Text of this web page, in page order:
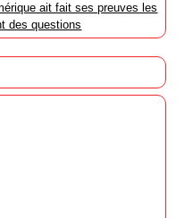
ait fait ses preuves les
des questions